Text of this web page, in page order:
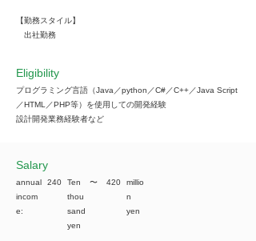
【勤務スタイル】
出社勤務
Eligibility
プログラミング言語（Java／python／C#／C++／Java Script
／HTML／PHP等）を使用しての開発経験
設計開発業務経験者など
​Salary
annual
incom
e:
240
Ten
thou
sand
yen
​〜 420
millio
n
yen